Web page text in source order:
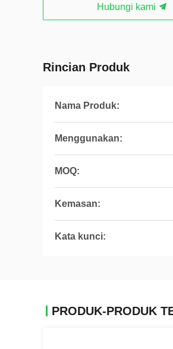
Hubungi kami
Rincian Produk
Nama Produk:
Menggunakan:
MOQ:
Kemasan:
Kata kunci: